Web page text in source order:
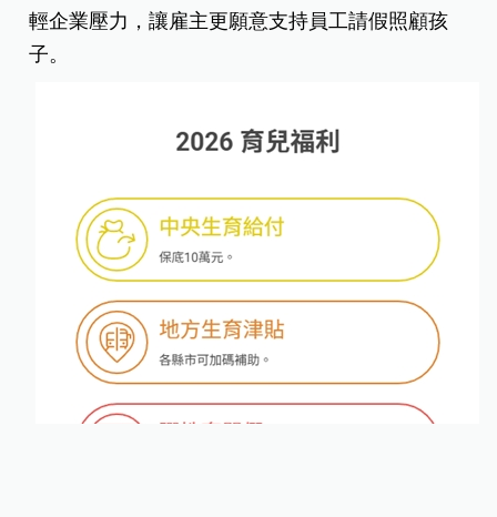
輕企業壓力，讓雇主更願意支持員工請假照顧孩
子。